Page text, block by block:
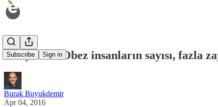
Subscribe Sign in
Dünyadaki Obez insanların sayısı, fazla
Burak Buyukdemir
Apr 04, 2016